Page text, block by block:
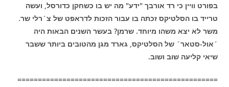
בפורט וויין כי רד אורבך "ידע" מה יש בו כשחקן כדורסל, ועשה
טרייד בו הסלטיקס זכתה בו עבור הזכות לדראפט של צ´רלי שר.
משר לא יצא משהו מיוחד. שרמן? בעשר השנים הבאות היה
´אול-סטאר´ של הסלטיקס, גארד מגן מהטובים ביותר ששבר
שיאי קליעה שוב ושוב.
=================================================